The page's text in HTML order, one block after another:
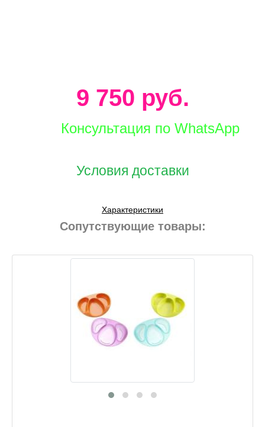
9 750 руб.
Консультация по WhatsApp
Условия доставки
Характеристики
Сопутствующие товары: